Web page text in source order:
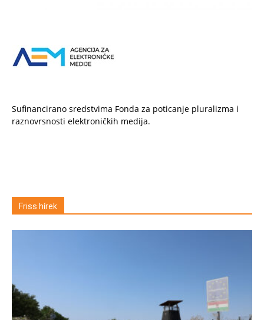
Sufinancirano sredstvima Fonda za poticanje pluralizma i
raznovrsnosti elektroničkih medija.
Friss hírek